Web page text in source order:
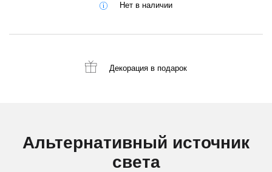
Нет в наличии
Декорация в подарок
Альтернативный источник
света